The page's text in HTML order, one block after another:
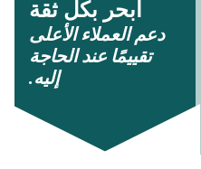
أبحر بكل ثقة
دعم العملاء الأعلى
تقييمًا عند الحاجة
إليه.